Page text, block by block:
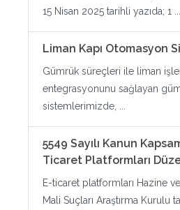
15 Nisan 2025 tarihli yazıda; 1 ...
Liman Kapı Otomasyon
Gümrük süreçleri ile liman
entegrasyonunu sağlayan
sistemlerimizde, ...
5549 Sayılı Kanun
Ticaret Platformları
E-ticaret platformları Hazine
Mali Suçları Araştırma Kurulu